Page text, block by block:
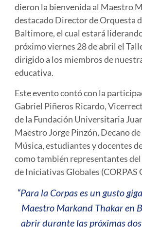
dieron la bienvenida al Maestro
destacado Director de Orquesta
Baltimore, el cual estará
próximo viernes 28 de abril el
dirigido a los miembros de
educativa.
Este evento contó con la
Gabriel Piñeros Ricardo,
de la Fundación Universitaria
Maestro Jorge Pinzón, Decano de
Música, estudiantes y docentes
como también representantes
de Iniciativas Globales (CORPAS
“Para la Corpas es un gusto
Maestro Markand Thakar en
abrir durante las próximas